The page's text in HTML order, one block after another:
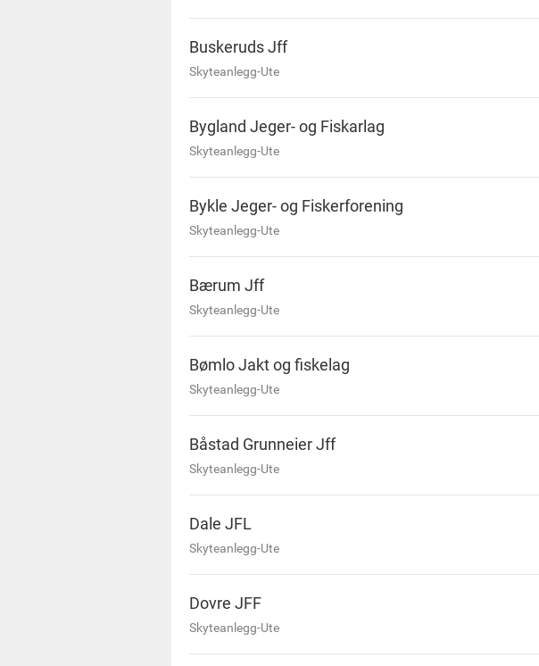
Buskeruds Jff
Skyteanlegg-Ute
Bygland Jeger- og Fiskarlag
Skyteanlegg-Ute
Bykle Jeger- og Fiskerforening
Skyteanlegg-Ute
Bærum Jff
Skyteanlegg-Ute
Bømlo Jakt og fiskelag
Skyteanlegg-Ute
Båstad Grunneier Jff
Skyteanlegg-Ute
Dale JFL
Skyteanlegg-Ute
Dovre JFF
Skyteanlegg-Ute